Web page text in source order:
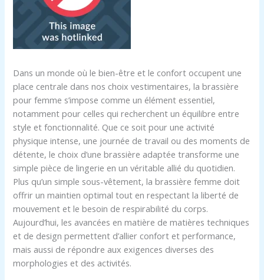
Dans un monde où le bien-être et le confort occupent une
place centrale dans nos choix vestimentaires, la brassière
pour femme s’impose comme un élément essentiel,
notamment pour celles qui recherchent un équilibre entre
style et fonctionnalité. Que ce soit pour une activité
physique intense, une journée de travail ou des moments de
détente, le choix d’une brassière adaptée transforme une
simple pièce de lingerie en un véritable allié du quotidien.
Plus qu’un simple sous-vêtement, la brassière femme doit
offrir un maintien optimal tout en respectant la liberté de
mouvement et le besoin de respirabilité du corps.
Aujourd’hui, les avancées en matière de matières techniques
et de design permettent d’allier confort et performance,
mais aussi de répondre aux exigences diverses des
morphologies et des activités.